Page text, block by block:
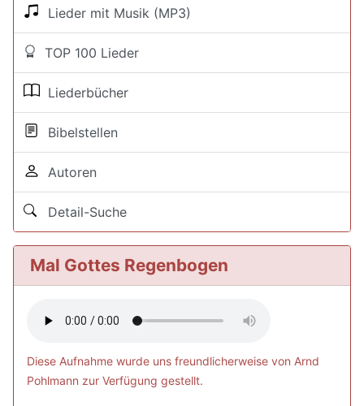
Lieder mit Musik (MP3)
TOP 100 Lieder
Liederbücher
Bibelstellen
Autoren
Detail-Suche
Mal Gottes Regenbogen
Diese Aufnahme wurde uns freundlicherweise von Arnd
Pohlmann zur Verfügung gestellt.